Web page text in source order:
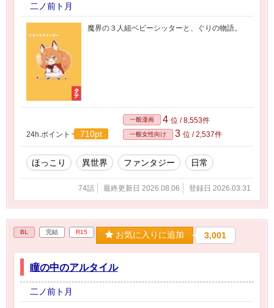
二ノ前ト月
魔界の３人組ベビーシッターと、ぐりの物語。
24h.ポイント 710pt
一般漫画 4 位 / 8,553件
一般女性向け 3 位 / 2,537件
ほっこり 異世界 ファンタジー 日常
74話 最終更新日 2026.08.06 登録日 2026.03.31
BL 完結 R15 お気に入りに追加 3,001
瞳の中のアルタイル
二ノ前ト月